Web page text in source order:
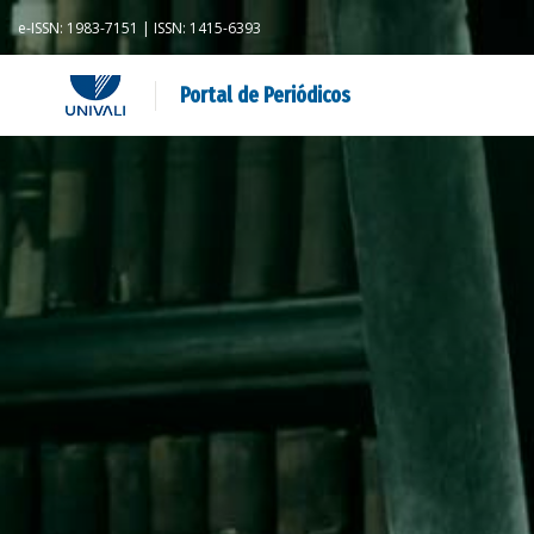
e-ISSN: 1983-7151 | ISSN: 1415-6393
Portal de Periódicos